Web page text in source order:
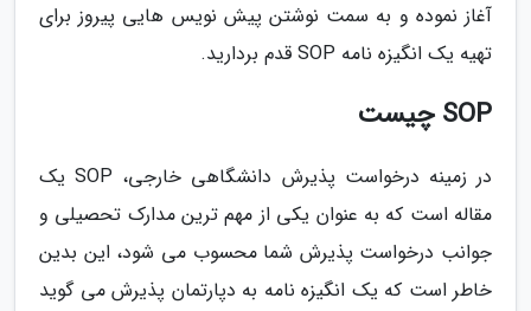
آغاز نموده و به سمت نوشتن پیش نویس هایی پیروز برای
تهیه یک انگیزه نامه SOP قدم بردارید.
SOP چیست
در زمینه درخواست پذیرش دانشگاهی خارجی، SOP یک
مقاله است که به عنوان یکی از مهم ترین مدارک تحصیلی و
جوانب درخواست پذیرش شما محسوب می شود، این بدین
خاطر است که یک انگیزه نامه به دپارتمان پذیرش می گوید